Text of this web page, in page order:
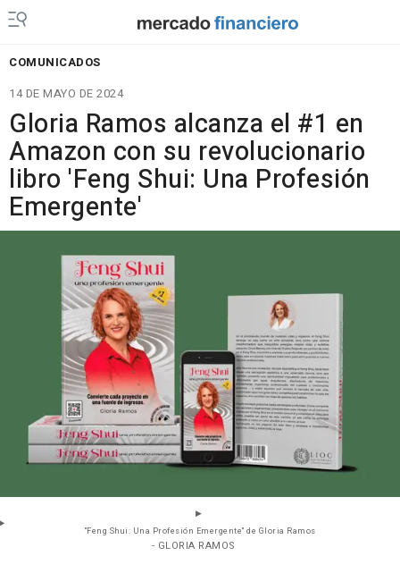
COMUNICADOS
14 DE MAYO DE 2024
Gloria Ramos alcanza el #1 en
Amazon con su revolucionario
libro 'Feng Shui: Una Profesión
Emergente'
"Feng Shui: Una Profesión Emergente" de Gloria Ramos
- GLORIA RAMOS